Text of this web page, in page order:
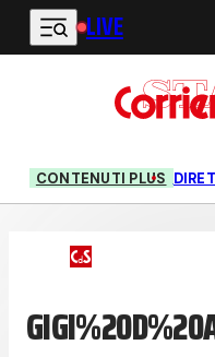
Vai al contenuto principale
LIVE
CONTENUTI PLUS